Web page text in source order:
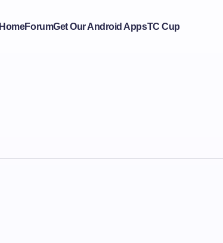
HomeForumGet Our Android AppsTC Cup